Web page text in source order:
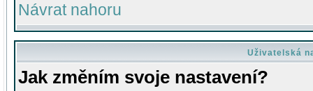
Návrat nahoru
Uživatelská
Jak změním svoje nastavení?